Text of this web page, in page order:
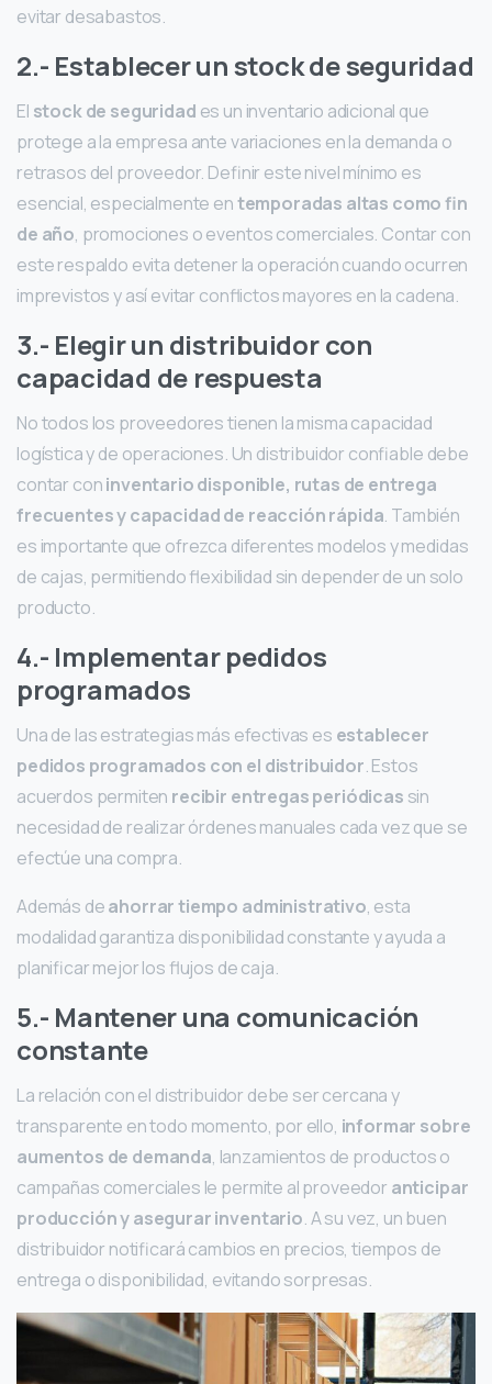
evitar desabastos.
2.- Establecer un stock de seguridad
El stock de seguridad es un inventario adicional que
protege a la empresa ante variaciones en la demanda o
retrasos del proveedor. Definir este nivel mínimo es
esencial, especialmente entemporadas altas como fin
de año, promociones o eventos comerciales. Contar con
este respaldo evita detener la operación cuando ocurren
imprevistos y así evitar conflictos mayores en la cadena.
3.- Elegir un distribuidor con
capacidad de respuesta
No todos los proveedores tienen la misma capacidad
logística y de operaciones. Un distribuidor confiable debe
contar coninventario disponible, rutas de entrega
frecuentes y capacidad de reacción rápida. También
es importante que ofrezca diferentes modelos y medidas
de cajas, permitiendo flexibilidad sin depender de un solo
producto.
4.- Implementar pedidos
programados
Una de las estrategias más efectivas es establecer
pedidos programados con el distribuidor. Estos
acuerdos permiten recibir entregas periódicas sin
necesidad de realizar órdenes manuales cada vez que se
efectúe una compra.
Además deahorrar tiempo administrativo, esta
modalidad garantiza disponibilidad constante y ayuda a
planificar mejor los flujos de caja.
5.- Mantener una comunicación
constante
La relación con el distribuidor debe ser cercana y
transparente en todo momento, por ello, informar sobre
aumentos de demanda, lanzamientos de productos o
campañas comerciales le permite al proveedor anticipar
producción y asegurar inventario. A su vez, un buen
distribuidor notificará cambios en precios, tiempos de
entrega o disponibilidad, evitando sorpresas.